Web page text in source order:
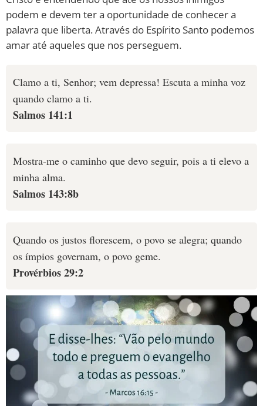
podem e devem ter a oportunidade de conhecer a
palavra que liberta. Através do Espírito Santo podemos
amar até aqueles que nos perseguem.
Clamo a ti, Senhor; vem depressa! Escuta a minha voz
quando clamo a ti.
Salmos 141:1
Mostra-me o caminho que devo seguir, pois a ti elevo a
minha alma.
Salmos 143:8b
Quando os justos florescem, o povo se alegra; quando
os ímpios governam, o povo geme.
Provérbios 29:2